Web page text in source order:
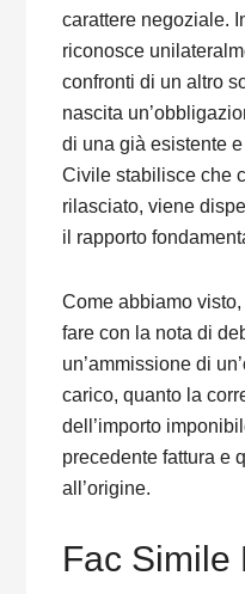
carattere negoziale.
riconosce
confronti di un altro
nascita
di una già esistente
Civile stabilisce che
rilasciato, viene
il rapporto
Come abbiamo
fare con la nota di
un’ammissione di
carico, quanto la
dell’importo
precedente fattura e
all’origine.
Fac Simile